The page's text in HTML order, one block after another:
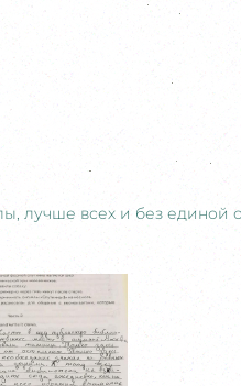
лучше всех и без единой